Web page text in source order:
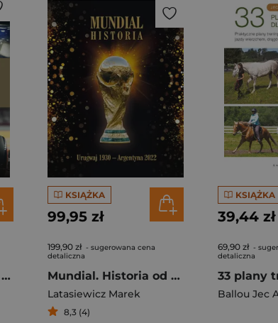
Rozwijając skrzydła. Zakulisowa historia zespołu Red Bull Racing
KSIĄŻKA
99,95 zł
199,90 zł - sugerowana cena
detaliczna
Mundial. Historia od Urugwaju 1930 do Argentyna 2022
Latasiewicz Marek
8,3 (4)
KSIĄŻKA
39,44 zł
69,90 zł -
detaliczna
Ballou Jec